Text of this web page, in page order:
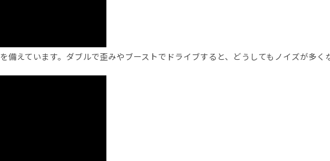
を備えています。ダブルで歪みやブーストでドライブすると、どうしてもノイズが多く